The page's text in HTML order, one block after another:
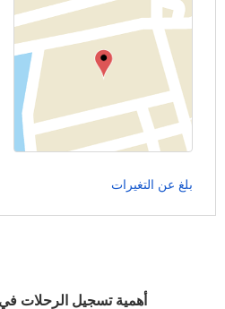
أهمية تسجيل الرحلات في
بلغ عن التغيرات